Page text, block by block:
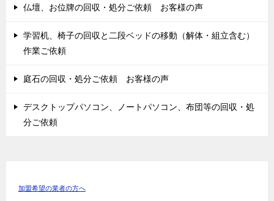
仏壇、お位牌の回収・処分ご依頼 お客様の声
学習机、椅子の回収と二段ベッドの移動（解体・組立含む）
作業ご依頼
庭石の回収・処分ご依頼 お客様の声
デスクトップパソコン、ノートパソコン、布団等の回収・処
分ご依頼
加盟希望の業者の方へ